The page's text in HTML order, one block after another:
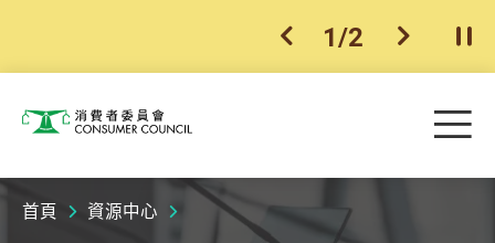
上一個
2/2 下一個開
消費者委員會 目
首頁 資源中心